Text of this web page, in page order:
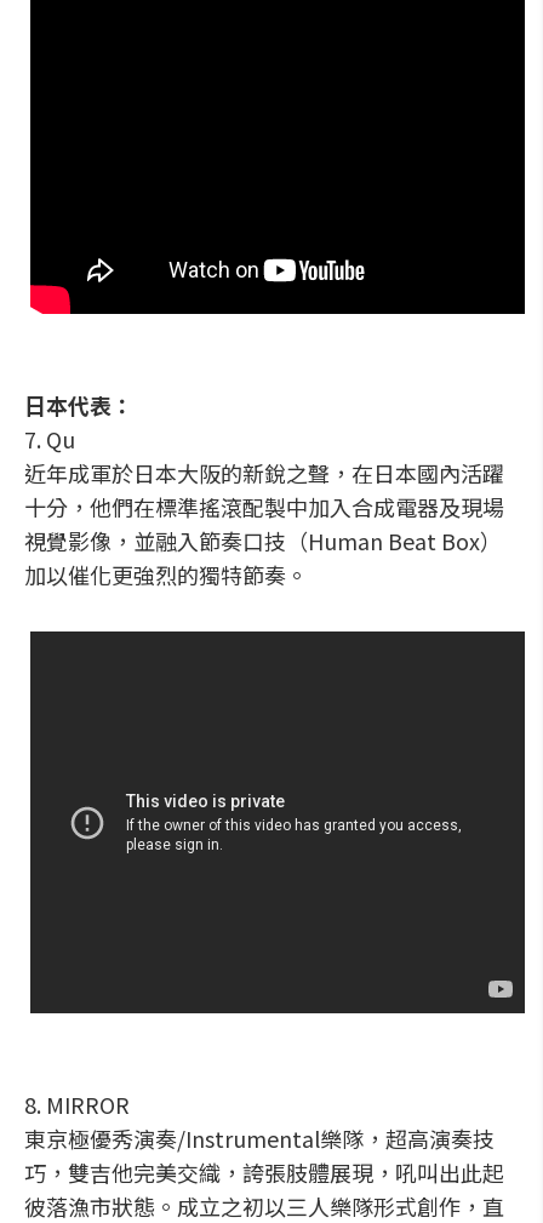
日本代表：
7. Qu
近年成軍於日本大阪的新銳之聲，在日本國內活躍
十分，他們在標準搖滾配製中加入合成電器及現場
視覺影像，並融入節奏口技（Human Beat Box）
加以催化更強烈的獨特節奏。
8. MIRROR
東京極優秀演奏/Instrumental樂隊，超高演奏技
巧，雙吉他完美交織，誇張肢體展現，吼叫出此起
彼落漁市狀態。成立之初以三人樂隊形式創作，直